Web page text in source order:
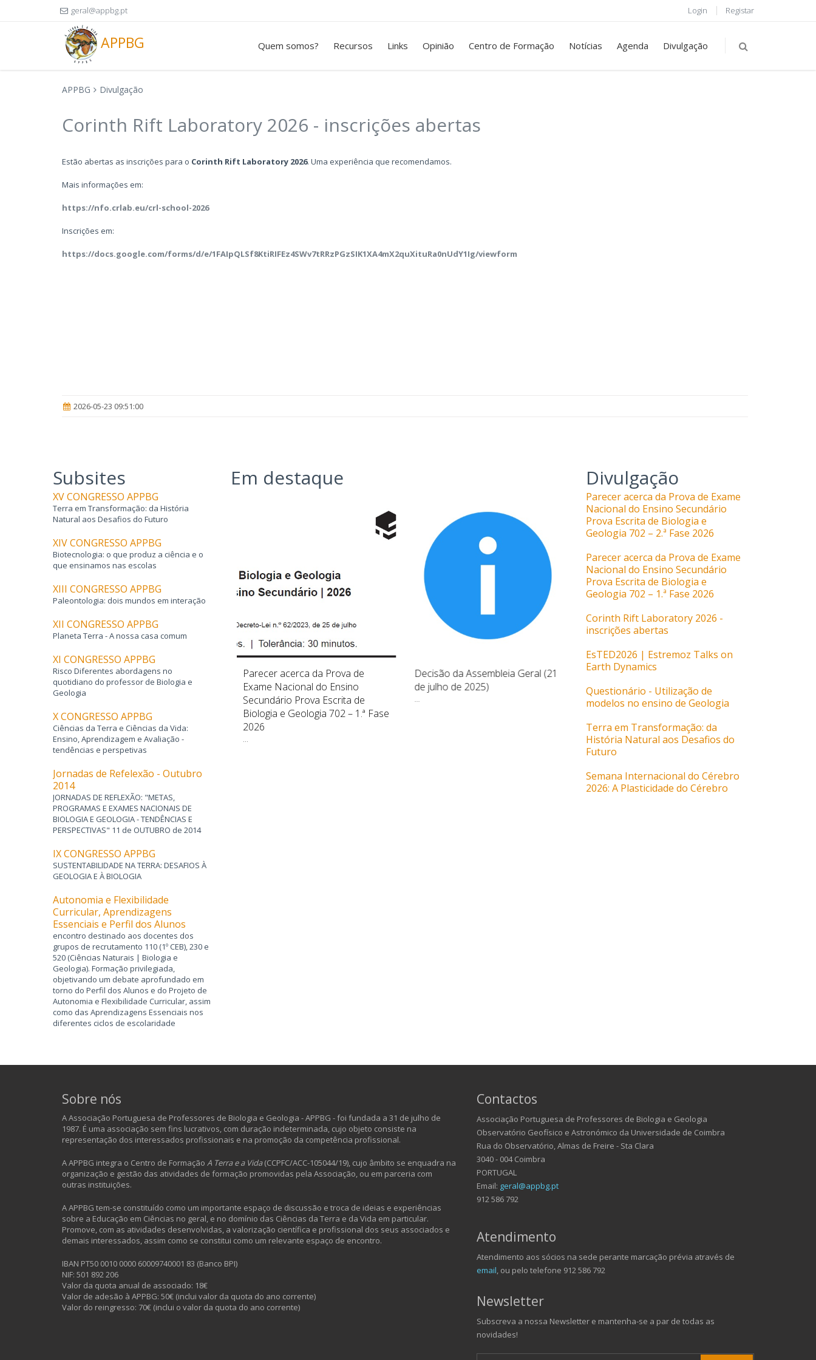
geral@appbg.pt Login Registar
APPBG Quem somos? Recursos Links Opinião Centro de Formação Notícias Agenda Divulgação
APPBG Divulgação
Corinth Rift Laboratory 2026 - inscrições abertas
Estão abertas as inscrições para o Corinth Rift Laboratory 2026. Uma experiência que recomendamos.
Mais informações em:
https://nfo.crlab.eu/crl-school-2026
Inscrições em:
https://docs.google.com/forms/d/e/1FAIpQLSf8KtiRIFEz4SWv7tRRzPGzSIK1XA4mX2quXituRa0nUdY1Ig/viewform
2026-05-23 09:51:00
Subsites
XV CONGRESSO APPBG
Terra em Transformação: da História
Natural aos Desafios do Futuro
XIV CONGRESSO APPBG
Biotecnologia: o que produz a ciência e o
que ensinamos nas escolas
XIII CONGRESSO APPBG
Paleontologia: dois mundos em interação
XII CONGRESSO APPBG
Planeta Terra - A nossa casa comum
XI CONGRESSO APPBG
Risco Diferentes abordagens no
quotidiano do professor de Biologia e
Geologia
X CONGRESSO APPBG
Ciências da Terra e Ciências da Vida:
Ensino, Aprendizagem e Avaliação -
tendências e perspetivas
Jornadas de Refelexão - Outubro
2014
JORNADAS DE REFLEXÃO: "METAS,
PROGRAMAS E EXAMES NACIONAIS DE
BIOLOGIA E GEOLOGIA - TENDÊNCIAS E
PERSPECTIVAS" 11 de OUTUBRO de 2014
IX CONGRESSO APPBG
SUSTENTABILIDADE NA TERRA: DESAFIOS À
GEOLOGIA E À BIOLOGIA
Autonomia e Flexibilidade
Curricular, Aprendizagens
Essenciais e Perfil dos Alunos
encontro destinado aos docentes dos
grupos de recrutamento 110 (1º CEB), 230 e
520 (Ciências Naturais | Biologia e
Geologia). Formação privilegiada,
objetivando um debate aprofundado em
torno do Perfil dos Alunos e do Projeto de
Autonomia e Flexibilidade Curricular, assim
como das Aprendizagens Essenciais nos
diferentes ciclos de escolaridade
Em destaque
Parecer acerca da Prova de
Exame Nacional do Ensino
Secundário Prova Escrita de
Biologia e Geologia 702 – 2.ª Fase
2026
...
Parecer acerca da Prova de
Exame Nacional do Ensino
Secundário Prova Escrita de
Biologia e Geologia 702 – 1.ª Fase
2026
...
Decisão da Assembleia Geral (21
de julho de 2025)
...
Resposta da APPBG ao Grupo de
Trabalho criado pelo Ministro da
Educação e pelo Secretário de
(MCTES)
...
Divulgação
Parecer acerca da Prova de Exame
Nacional do Ensino Secundário
Prova Escrita de Biologia e
Geologia 702 – 2.ª Fase 2026
Parecer acerca da Prova de Exame
Nacional do Ensino Secundário
Prova Escrita de Biologia e
Geologia 702 – 1.ª Fase 2026
Corinth Rift Laboratory 2026 -
inscrições abertas
EsTED2026 | Estremoz Talks on
Earth Dynamics
Questionário - Utilização de
modelos no ensino de Geologia
Terra em Transformação: da
História Natural aos Desafios do
Futuro
Semana Internacional do Cérebro
2026: A Plasticidade do Cérebro
Sobre nós
A Associação Portuguesa de Professores de Biologia e Geologia - APPBG - foi fundada a 31 de julho de
1987. É uma associação sem fins lucrativos, com duração indeterminada, cujo objeto consiste na
representação dos interessados profissionais e na promoção da competência profissional.
A APPBG integra o Centro de Formação A Terra e a Vida(CCPFC/ACC-105044/19), cujo âmbito se enquadra na
organização e gestão das atividades de formação promovidas pela Associação, ou em parceria com
outras instituições.
A APPBG tem-se constituído como um importante espaço de discussão e troca de ideias e experiências
sobre a Educação em Ciências no geral, e no domínio das Ciências da Terra e da Vida em particular.
Promove, com as atividades desenvolvidas, a valorização científica e profissional dos seus associados e
demais interessados, assim como se constitui como um relevante espaço de encontro.
IBAN PT50 0010 0000 60009740001 83 (Banco BPI)
NIF: 501 892 206
Valor da quota anual de associado: 18€
Valor de adesão à APPBG: 50€ (inclui valor da quota do ano corrente)
Valor do reingresso: 70€ (inclui o valor da quota do ano corrente)
Contactos
Associação Portuguesa de Professores de Biologia e Geologia
Observatório Geofísico e Astronómico da Universidade de Coimbra
Rua do Observatório, Almas de Freire - Sta Clara
3040 - 004 Coimbra
PORTUGAL
Email: geral@appbg.pt
912 586 792
Atendimento
Atendimento aos sócios na sede perante marcação prévia através de
email, ou pelo telefone 912 586 792
Newsletter
Subscreva a nossa Newsletter e mantenha-se a par de todas as
novidades!